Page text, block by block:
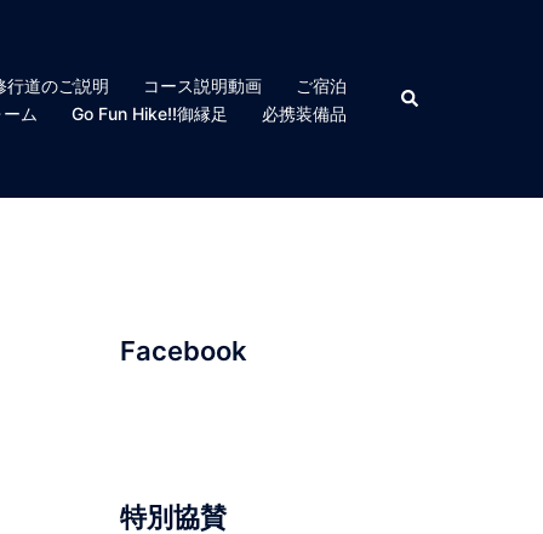
行道のご説明 コース説明動画
ご宿泊
ム
Go Fun Hike!!御縁足 必携装備品
検
索
Facebook
特別協賛